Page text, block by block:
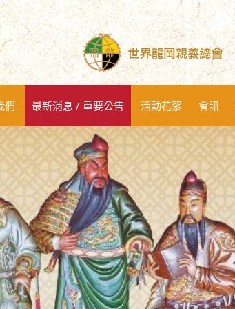
們 最新消息 / 重要公告 活動花絮 會訊